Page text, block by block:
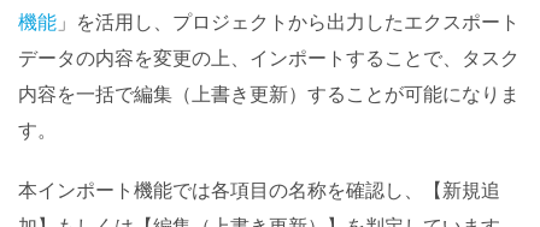
機能 」を活用し、プロジェクトから出力したエクスポート
データの内容を変更の上、インポートすることで、タスク
内容を一括で編集（上書き更新）することが可能になりま
す。
本インポート機能では各項目の名称を確認し、【新規追